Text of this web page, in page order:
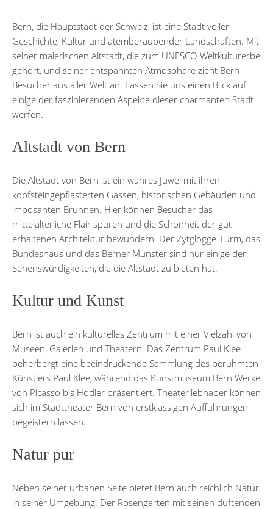
Bern, die Hauptstadt der Schweiz, ist eine Stadt voller
Geschichte, Kultur und atemberaubender Landschaften. Mit
seiner malerischen Altstadt, die zum UNESCO-Weltkulturerbe
gehört, und seiner entspannten Atmosphäre zieht Bern
Besucher aus aller Welt an. Lassen Sie uns einen Blick auf
einige der faszinierenden Aspekte dieser charmanten Stadt
werfen.
Altstadt von Bern
Die Altstadt von Bern ist ein wahres Juwel mit ihren
kopfsteingepflasterten Gassen, historischen Gebäuden und
imposanten Brunnen. Hier können Besucher das
mittelalterliche Flair spüren und die Schönheit der gut
erhaltenen Architektur bewundern. Der Zytglogge-Turm, das
Bundeshaus und das Berner Münster sind nur einige der
Sehenswürdigkeiten, die die Altstadt zu bieten hat.
Kultur und Kunst
Bern ist auch ein kulturelles Zentrum mit einer Vielzahl von
Museen, Galerien und Theatern. Das Zentrum Paul Klee
beherbergt eine beeindruckende Sammlung des berühmten
Künstlers Paul Klee, während das Kunstmuseum Bern Werke
von Picasso bis Hodler präsentiert. Theaterliebhaber können
sich im Stadttheater Bern von erstklassigen Aufführungen
begeistern lassen.
Natur pur
Neben seiner urbanen Seite bietet Bern auch reichlich Natur
in seiner Umgebung. Der Rosengarten mit seinen duftenden